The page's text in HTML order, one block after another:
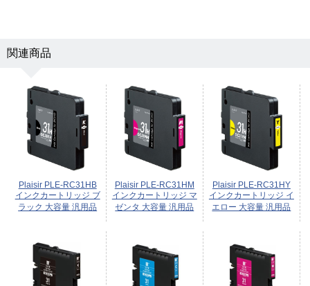
関連商品
Plaisir PLE-RC31HB
インクカートリッジ ブ
ラック 大容量 汎用品
Plaisir PLE-RC31HM
インクカートリッジ マ
ゼンタ 大容量 汎用品
Plaisir PLE-RC31HY
インクカートリッジ イ
エロー 大容量 汎用品